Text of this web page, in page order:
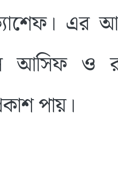
এর
আসিফ ও
পায়।